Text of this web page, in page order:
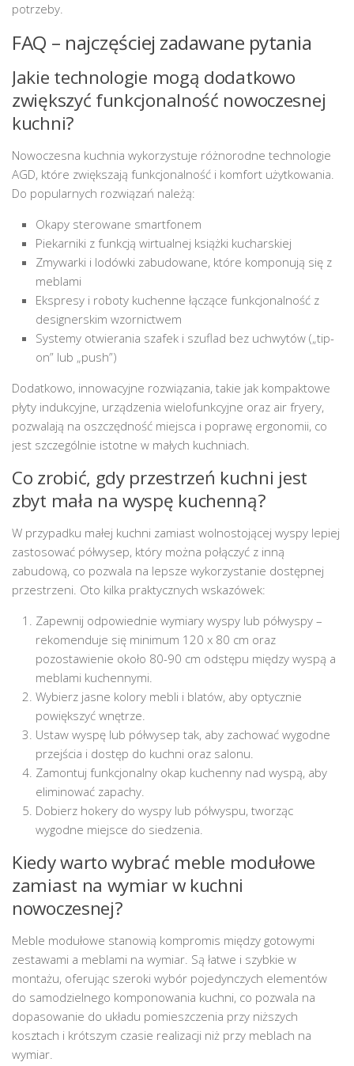
potrzeby.
FAQ – najczęściej zadawane pytania
Jakie technologie mogą dodatkowo
zwiększyć funkcjonalność nowoczesnej
kuchni?
Nowoczesna kuchnia wykorzystuje różnorodne technologie
AGD, które zwiększają funkcjonalność i komfort użytkowania.
Do popularnych rozwiązań należą:
Okapy sterowane smartfonem
Piekarniki z funkcją wirtualnej książki kucharskiej
Zmywarki i lodówki zabudowane, które komponują się z
meblami
Ekspresy i roboty kuchenne łączące funkcjonalność z
designerskim wzornictwem
Systemy otwierania szafek i szuflad bez uchwytów („tip-
on” lub „push”)
Dodatkowo, innowacyjne rozwiązania, takie jak kompaktowe
płyty indukcyjne, urządzenia wielofunkcyjne oraz air fryery,
pozwalają na oszczędność miejsca i poprawę ergonomii, co
jest szczególnie istotne w małych kuchniach.
Co zrobić, gdy przestrzeń kuchni jest
zbyt mała na wyspę kuchenną?
W przypadku małej kuchni zamiast wolnostojącej wyspy lepiej
zastosować półwysep, który można połączyć z inną
zabudową, co pozwala na lepsze wykorzystanie dostępnej
przestrzeni. Oto kilka praktycznych wskazówek:
Zapewnij odpowiednie wymiary wyspy lub półwyspy –
rekomenduje się minimum 120 x 80 cm oraz
pozostawienie około 80-90 cm odstępu między wyspą a
meblami kuchennymi.
Wybierz jasne kolory mebli i blatów, aby optycznie
powiększyć wnętrze.
Ustaw wyspę lub półwysep tak, aby zachować wygodne
przejścia i dostęp do kuchni oraz salonu.
Zamontuj funkcjonalny okap kuchenny nad wyspą, aby
eliminować zapachy.
Dobierz hokery do wyspy lub półwyspu, tworząc
wygodne miejsce do siedzenia.
Kiedy warto wybrać meble modułowe
zamiast na wymiar w kuchni
nowoczesnej?
Meble modułowe stanowią kompromis między gotowymi
zestawami a meblami na wymiar. Są łatwe i szybkie w
montażu, oferując szeroki wybór pojedynczych elementów
do samodzielnego komponowania kuchni, co pozwala na
dopasowanie do układu pomieszczenia przy niższych
kosztach i krótszym czasie realizacji niż przy meblach na
wymiar.